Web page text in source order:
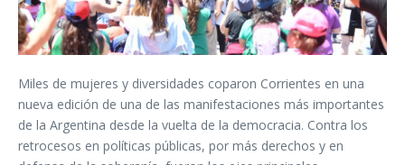
Miles de mujeres y diversidades coparon Corrientes en una
nueva edición de una de las manifestaciones más importantes
de la Argentina desde la vuelta de la democracia. Contra los
retrocesos en políticas públicas, por más derechos y en